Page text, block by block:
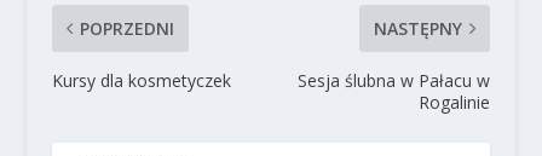
POPRZEDNI
Kursy dla kosmetyczek
NASTĘPNY
Sesja ślubna w Pałacu w
Rogalinie